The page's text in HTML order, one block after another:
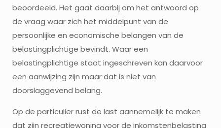
beoordeeld. Het gaat daarbij om het antwoord op
de vraag waar zich het middelpunt van de
persoonlijke en economische belangen van de
belastingplichtige bevindt. Waar een
belastingplichtige staat ingeschreven kan daarvoor
een aanwijzing zijn maar dat is niet van
doorslaggevend belang.
Op de particulier rust de last aannemelijk te maken
dat zijn recreatiewoning voor de inkomstenbelasting